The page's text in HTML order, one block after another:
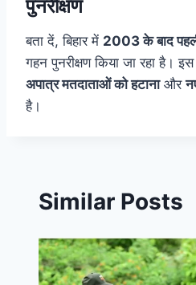
पुनरीक्षण
बता दें, बिहार में 2003 के बाद
गहन पुनरीक्षण किया जा रहा है।
अपात्र मतदाताओं को हटानाऔर
है।
Similar Posts